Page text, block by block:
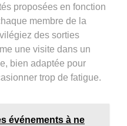
proposées en fonction
membre de la
des sorties
une visite dans un
bien adaptée pour
trop de fatigue.
événements à ne